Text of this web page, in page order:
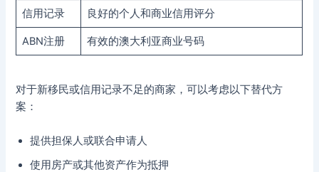
信用记录 良好的个人和商业信用评分
ABN注册 有效的澳大利亚商业号码
对于新移民或信用记录不足的商家，可以考虑以下替代方
案：
提供担保人或联合申请人
使用房产或其他资产作为抵押